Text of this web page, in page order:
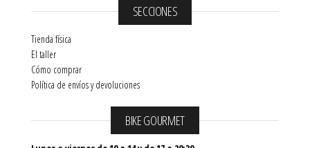
SECCIONES
Tienda física
El taller
Cómo comprar
Política de envíos y devoluciones
BIKE GOURMET